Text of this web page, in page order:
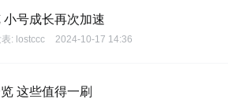
号成长再次加速
: lostccc 2024-10-17 14:36
这些值得一刷